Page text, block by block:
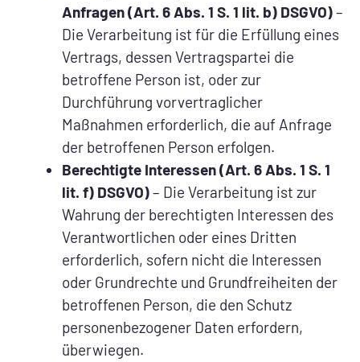
Anfragen (Art. 6 Abs. 1 S. 1 lit. b) DSGVO)–
Die Verarbeitung ist für die Erfüllung eines
Vertrags, dessen Vertragspartei die
betroffene Person ist, oder zur
Durchführung vorvertraglicher
Maßnahmen erforderlich, die auf Anfrage
der betroffenen Person erfolgen.
Berechtigte Interessen (Art. 6 Abs. 1 S. 1
lit. f) DSGVO)– Die Verarbeitung ist zur
Wahrung der berechtigten Interessen des
Verantwortlichen oder eines Dritten
erforderlich, sofern nicht die Interessen
oder Grundrechte und Grundfreiheiten der
betroffenen Person, die den Schutz
personenbezogener Daten erfordern,
überwiegen.